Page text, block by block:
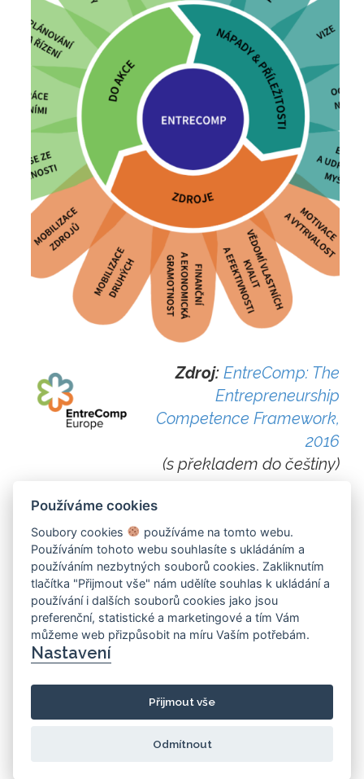
Zdroj: EntreComp: The
Entrepreneurship
Competence Framework,
2016
(s překladem do češtiny)
Používáme cookies
Soubory cookies
používáme na tomto webu.
Používáním tohoto webu souhlasíte s ukládáním a
používáním nezbytných souborů cookies. Zakliknutím
tlačítka "Přijmout vše" nám udělíte souhlas k ukládání a
používání i dalších souborů cookies jako jsou
preferenční, statistické a marketingové a tím Vám
můžeme web přizpůsobit na míru Vaším potřebám.
Nastavení
Přijmout vše
Odmítnout